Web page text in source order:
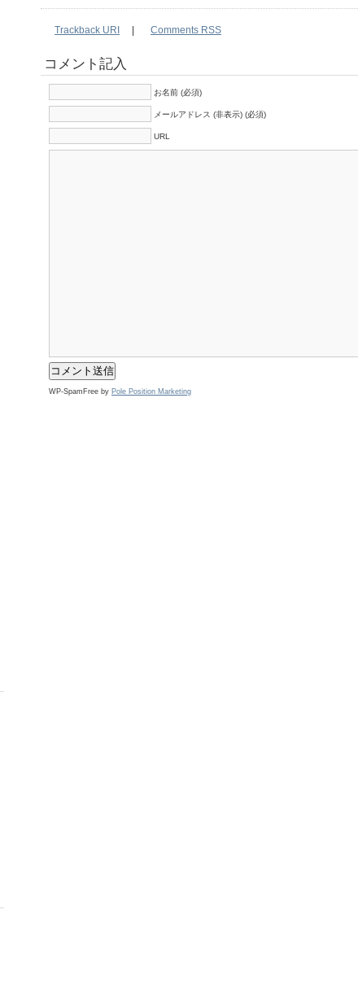
Trackback URI | Comments RSS
コメント記入
お名前 (必須)
メールアドレス (非表示) (必須)
URL
WP-SpamFree by Pole Position Marketing